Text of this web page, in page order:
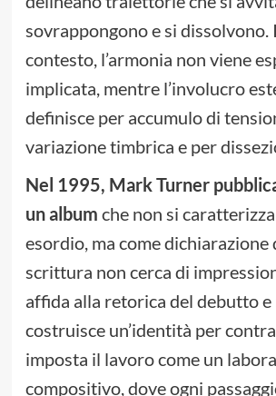
sovrappongono e si dissolvono.
contesto, l’armonia non viene
implicata, mentre l’involucro
definisce per accumulo di
variazione timbrica e per
Nel 1995, Mark Turner
un album che non si
esordio, ma come dichiarazione
scrittura non cerca di
affida alla retorica del debutto e
costruisce un’identità per
imposta il lavoro come un
compositivo, dove ogni